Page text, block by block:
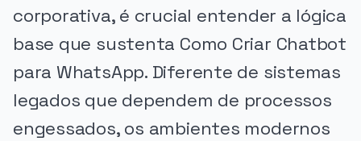
corporativa, é crucial entender a lógica
base que sustenta Como Criar Chatbot
para WhatsApp. Diferente de sistemas
legados que dependem de processos
engessados, os ambientes modernos